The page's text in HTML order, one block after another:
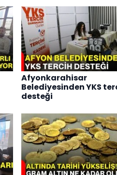
Afyonkarahisar
Belediyesinden YKS
desteği